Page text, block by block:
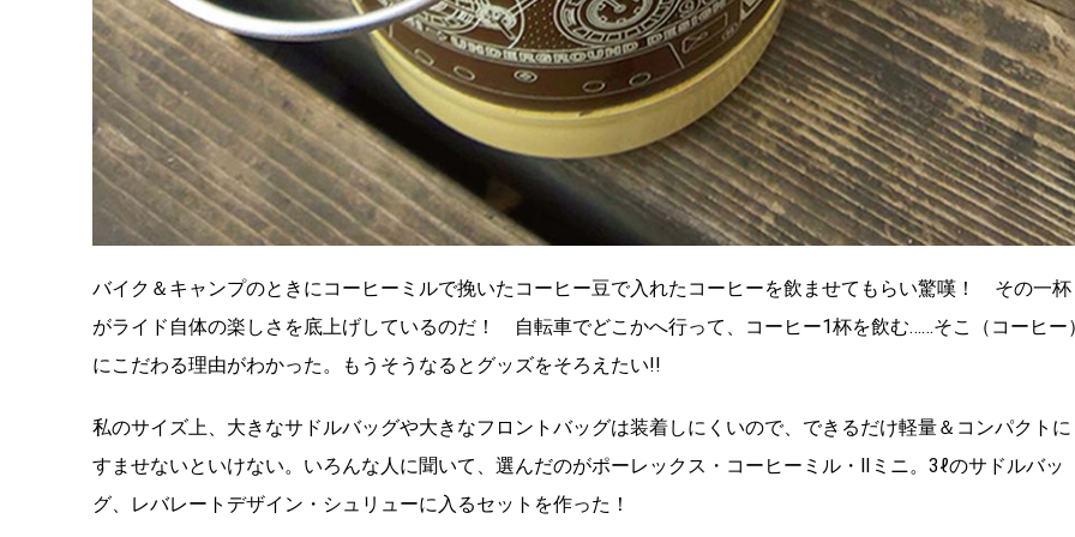
バイク＆キャンプのときにコーヒーミルで挽いたコーヒー豆で入れたコーヒーを飲ませてもらい驚嘆！ その一杯
がライド自体の楽しさを底上げしているのだ！ 自転車でどこかへ行って、コーヒー1杯を飲む……そこ（コーヒー
にこだわる理由がわかった。もうそうなるとグッズをそろえたい!!
私のサイズ上、大きなサドルバッグや大きなフロントバッグは装着しにくいので、できるだけ軽量＆コンパクトに
すませないといけない。いろんな人に聞いて、選んだのがポーレックス・コーヒーミル・Ⅱミニ。3ℓのサドルバッ
グ、レバレートデザイン・シュリューに入るセットを作った！